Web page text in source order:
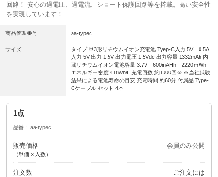
回路！ 安心の過電圧、過電流、ショート保護回路等を搭載。高い安全性
を実現しています！
商品管理番号 aa-typec
サイズ
タイプ 単3形リチウムイオン充電池 Tyep-C入力 5V 0.5A
入力 5V 出力 1.5V 出力電圧 1.5Vdc 出力容量 1332mAh 内
蔵リチウムイオン電池容量 3.7V 600mAHh 2220ｍWh
エネルギー密度 418wh/L 充電回数 約1000回※ ※当社試験
結果による電池寿命の目安 充電時間 約60分 付属品 Type-
Cケーブル セット 4本
1点
品番 aa-typec
販売価格
（単価 × 入数）
会員のみ公開
注文数
ご注文には